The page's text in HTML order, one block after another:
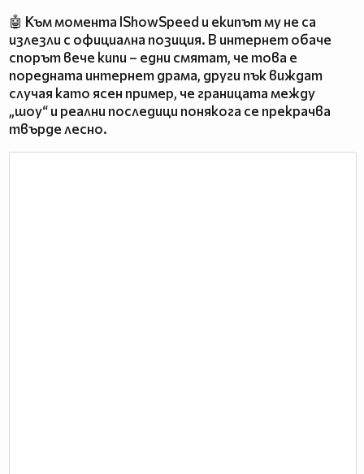
🤖 Към момента IShowSpeed и екипът му не са
излезли с официална позиция. В интернет обаче
спорът вече кипи – едни смятат, че това е
поредната интернет драма, други пък виждат
случая като ясен пример, че границата между
„шоу“ и реални последици понякога се прекрачва
твърде лесно.